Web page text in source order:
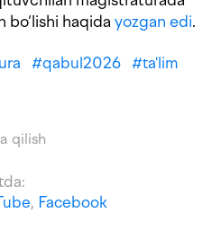
bo‘lishi haqida yozgan edi.
#qabul2026 #ta'lim
qilish
, Facebook